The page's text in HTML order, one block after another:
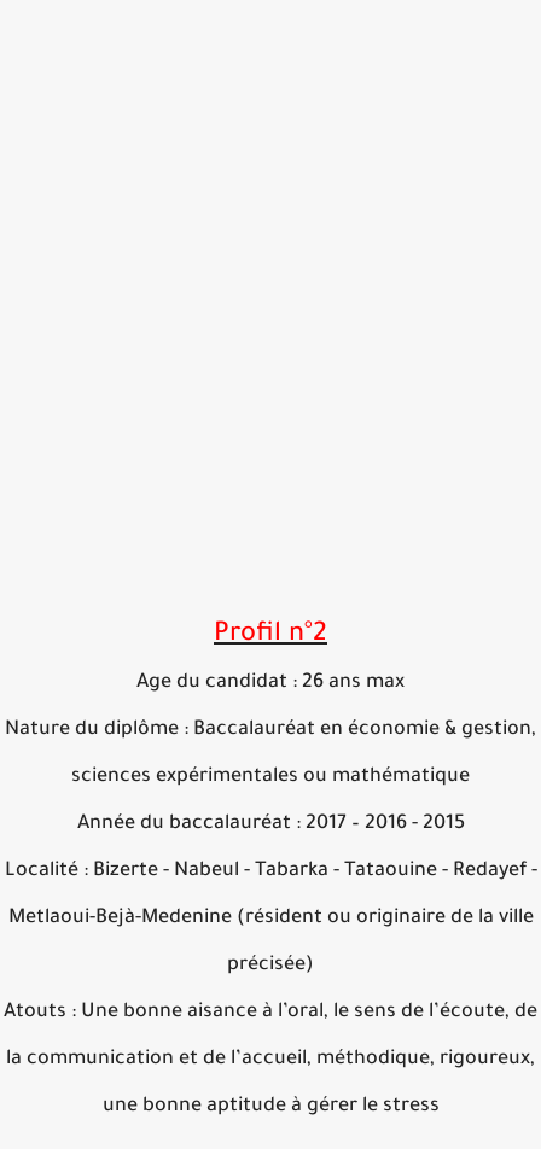
Profil n°2
Age du candidat : 26 ans max
Nature du diplôme : Baccalauréat en économie &
sciences expérimentales ou mathématique
Année du baccalauréat : 2017 – 2016 - 2015
Localité : Bizerte - Nabeul - Tabarka - Tataouine -
Metlaoui-Bejà-Medenine (résident ou originaire de la
précisée)
Atouts : Une bonne aisance à l’oral, le sens de l’écoute,
la communication et de l’accueil, méthodique,
une bonne aptitude à gérer le stress